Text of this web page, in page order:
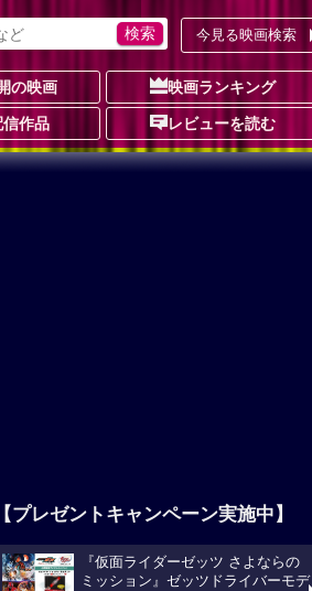
今見る映画検索
の映画 映画ランキング
作品 レビューを読む
【プレゼントキャンペーン実施中】
『仮面ライダーゼッツ さよならの
ミッション』ゼッツドライバーモデ